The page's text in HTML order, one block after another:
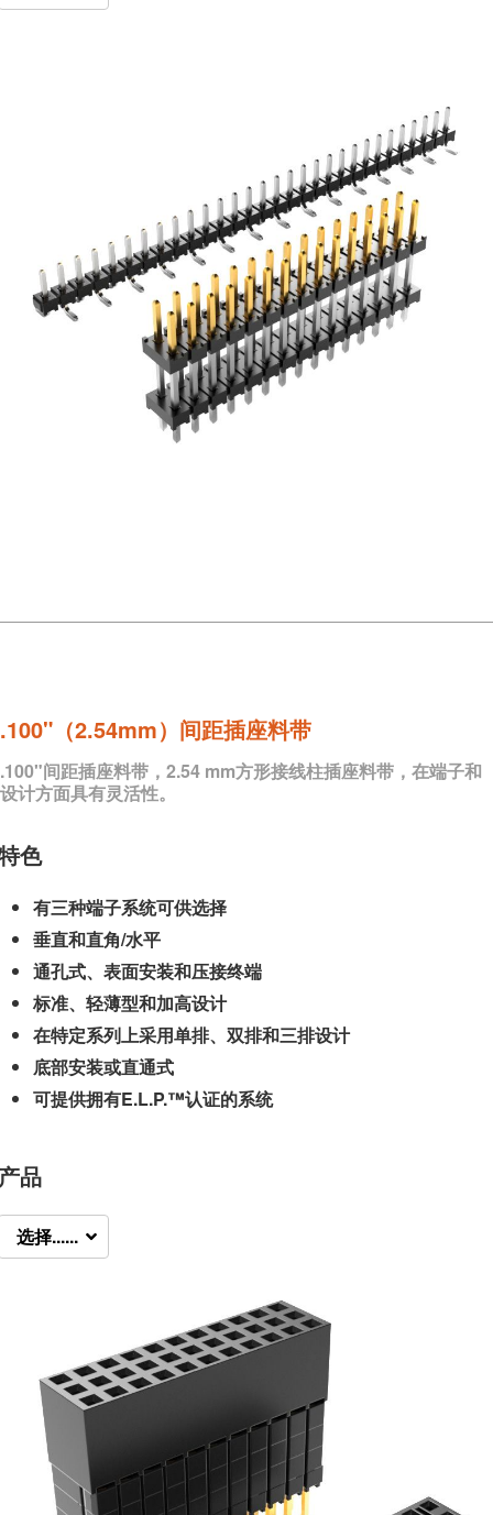
.100"（2.54mm）间距插座料带
.100"间距插座料带，2.54 mm方形接线柱插座料带，在端子和
设计方面具有灵活性。
色
有三种端子系统可供选择
垂直和直角/水平
通孔式、表面安装和压接终端
标准、轻薄型和加高设计
在特定系列上采用单排、双排和三排设计
底部安装或直通式
可提供拥有E.L.P.™认证的系统
品
选择......